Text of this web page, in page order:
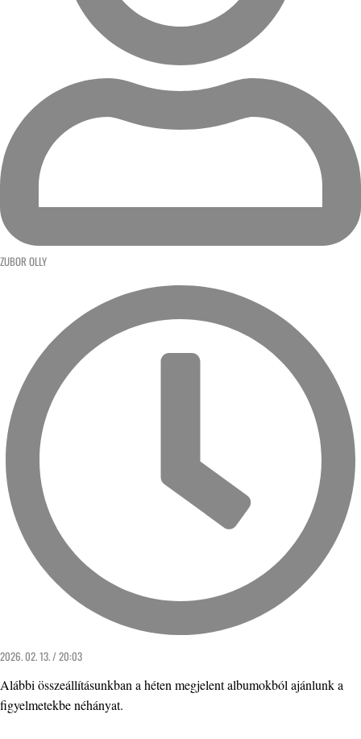
ZUBOR OLLY
2026. 02. 13. / 20:03
Alábbi összeállításunkban a héten megjelent albumokból ajánlunk a
figyelmetekbe néhányat.